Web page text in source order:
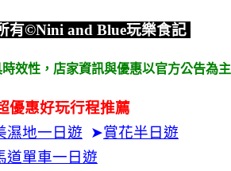
有©Nini and Blue玩樂食記
效性， 店家資訊與優惠以官方公告為主
優惠好玩行程推薦
濕地一日遊 ➤賞花半日遊
道單車一日遊